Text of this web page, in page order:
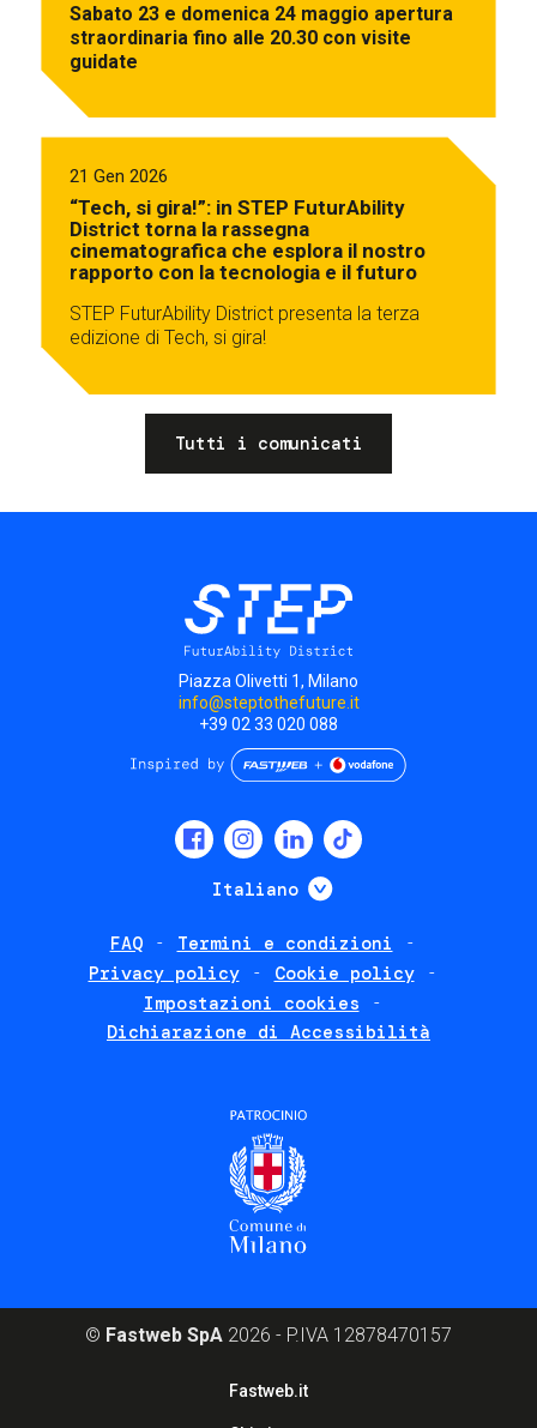
Sabato 23 e domenica 24 maggio apertura
straordinaria fino alle 20.30 con visite
guidate
21 Gen 2026
“Tech, si gira!”: in STEP FuturAbility
District torna la rassegna
cinematografica che esplora il nostro
rapporto con la tecnologia e il futuro
STEP FuturAbility District presenta la terza
edizione di Tech, si gira!
Tutti i comunicati
Piazza Olivetti 1, Milano
info@steptothefuture.it
+39 02 33 020 088
Italiano Mostra ulteriori
FAQ
Termini e condizioni
Privacy policy
Cookie policy
Impostazioni cookies
Dichiarazione di Accessibilità
© Fastweb SpA 2026 - P.IVA 12878470157
Fastweb.it